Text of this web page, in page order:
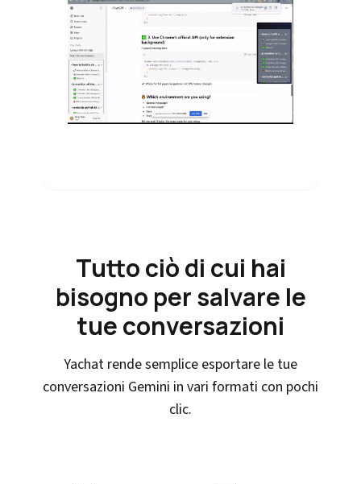
Tutto ciò di cui hai
bisogno per salvare le
tue conversazioni
Yachat rende semplice esportare le tue
conversazioni Gemini in vari formati con pochi
clic.